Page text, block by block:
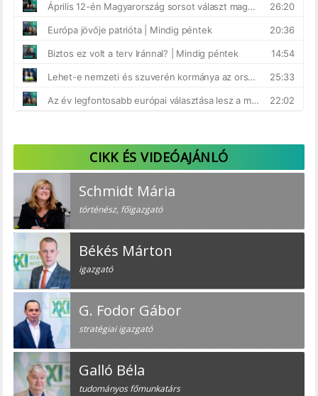
CIKK ÉS VIDEÓAJÁNLÓ
Schmidt Mária
történész, főigazgató
Békés Márton
igazgató
G. Fodor Gábor
stratégiai igazgató
Galló Béla
tudományos főmunkatárs